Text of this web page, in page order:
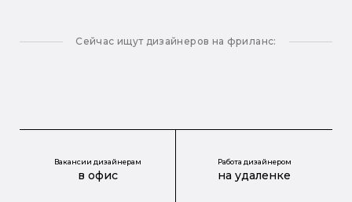
Сейчас ищут дизайнеров на фриланс:
Вакансии дизайнерам
в офис
Работа дизайнером
на удаленке